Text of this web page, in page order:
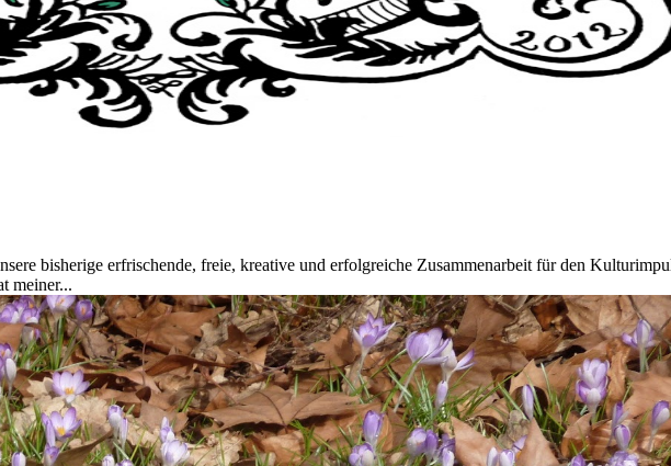
bisherige erfrischende, freie, kreative und erfolgreiche Zusammenarbeit für den
meiner...